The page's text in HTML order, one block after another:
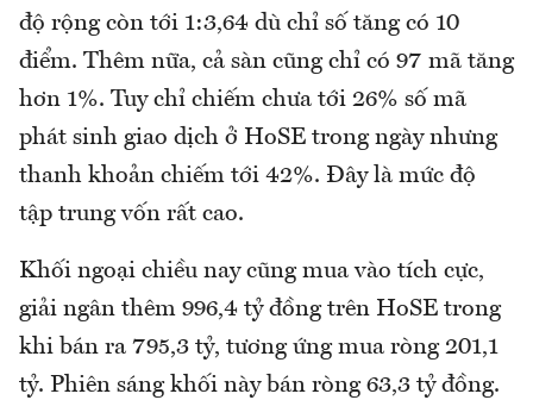
độ rộng còn tới 1:3,64 dù chỉ số tăng có 10
điểm. Thêm nữa, cả sàn cũng chỉ có 97 mã tăng
hơn 1%. Tuy chỉ chiếm chưa tới 26% số mã
phát sinh giao dịch ở HoSE trong ngày nhưng
thanh khoản chiếm tới 42%. Đây là mức độ
tập trung vốn rất cao.
Khối ngoại chiều nay cũng mua vào tích cực,
giải ngân thêm 996,4 tỷ đồng trên HoSE trong
khi bán ra 795,3 tỷ, tương ứng mua ròng 201,1
tỷ. Phiên sáng khối này bán ròng 63,3 tỷ đồng.